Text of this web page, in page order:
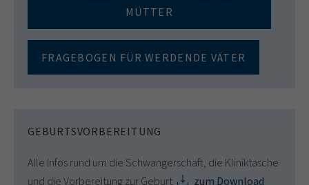
MÜTTER
FRAGEBOGEN FÜR WERDENDE VÄTER
GEBURTSVORBEREITUNG
Alle Infos rund um die Schwangerschaft, die Kliniktasche
und die Vorbereitung zur Geburt
zum Download